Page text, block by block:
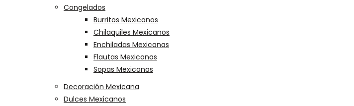
Congelados
Burritos Mexicanos
Chilaquiles Mexicanos
Enchiladas Mexicanas
Flautas Mexicanas
Sopas Mexicanas
Decoración Mexicana
Dulces Mexicanos